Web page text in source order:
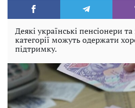
Деякі українські пенсіонери та
категорії можуть одержати
підтримку.